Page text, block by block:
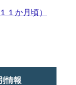
１か月頃）
情報